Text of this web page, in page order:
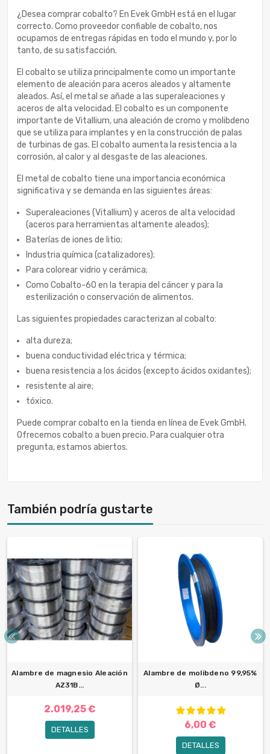
¿Desea comprar cobalto? En Evek GmbH está en el lugar
correcto. Como proveedor confiable de cobalto, nos
ocupamos de entregas rápidas en todo el mundo y, por lo
tanto, de su satisfacción.
El cobalto se utiliza principalmente como un importante
elemento de aleación para aceros aleados y altamente
aleados. Así, el metal se añade a las superaleaciones y
aceros de alta velocidad. El cobalto es un componente
importante de Vitallium, una aleación de cromo y molibdeno
que se utiliza para implantes y en la construcción de palas
de turbinas de gas. El cobalto aumenta la resistencia a la
corrosión, al calor y al desgaste de las aleaciones.
El metal de cobalto tiene una importancia económica
significativa y se demanda en las siguientes áreas:
Superaleaciones (Vitallium) y aceros de alta velocidad
(aceros para herramientas altamente aleados);
Baterías de iones de litio;
Industria química (catalizadores);
Para colorear vidrio y cerámica;
Como Cobalto-60 en la terapia del cáncer y para la
esterilización o conservación de alimentos.
Las siguientes propiedades caracterizan al cobalto:
alta dureza;
buena conductividad eléctrica y térmica;
buena resistencia a los ácidos (excepto ácidos oxidantes);
resistente al aire;
tóxico.
Puede comprar cobalto en la tienda en línea de Evek GmbH.
Ofrecemos cobalto a buen precio. Para cualquier otra
pregunta, estamos abiertos.
También podría gustarte
Alambre de magnesio Aleación
AZ31B...
2.019,25 €
DETALLES
Alambre de molibdeno 99,95%
Ø...
6,00 €
DETALLES